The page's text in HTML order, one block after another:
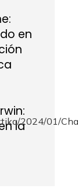
en
la